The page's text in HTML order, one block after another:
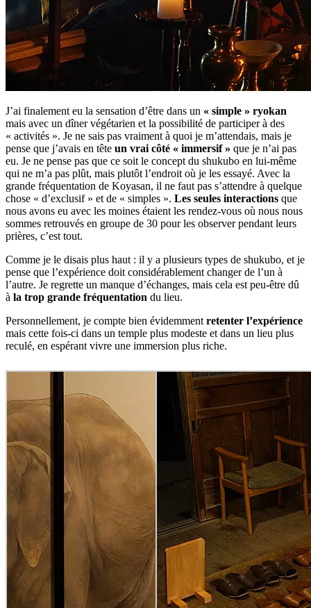
J’ai finalement eu la sensation d’être dans un « simple » ryokan
mais avec un dîner végétarien et la possibilité de participer à des
« activités ». Je ne sais pas vraiment à quoi je m’attendais, mais je
pense que j’avais en tête un vrai côté « immersif » que je n’ai pas
eu. Je ne pense pas que ce soit le concept du shukubo en lui-même
qui ne m’a pas plût, mais plutôt l’endroit où je les essayé. Avec la
grande fréquentation de Koyasan, il ne faut pas s’attendre à quelque
chose « d’exclusif » et de « simples ». Les seules interactions que
nous avons eu avec les moines étaient les rendez-vous où nous nous
sommes retrouvés en groupe de 30 pour les observer pendant leurs
prières, c’est tout.
Comme je le disais plus haut : il y a plusieurs types de shukubo, et je
pense que l’expérience doit considérablement changer de l’un à
l’autre. Je regrette un manque d’échanges, mais cela est peu-être dû
à la trop grande fréquentation du lieu.
Personnellement, je compte bien évidemmentretenter l’expérience
mais cette fois-ci dans un temple plus modeste et dans un lieu plus
reculé, en espérant vivre une immersion plus riche.